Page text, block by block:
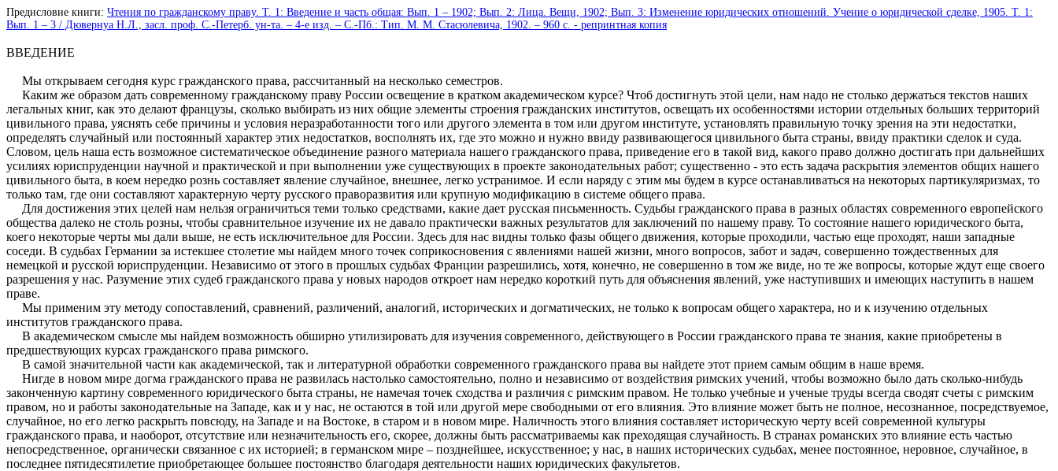
Предисловие книги: Чтения по гражданскому праву. Т. 1: Введение и часть общая: Вып. 1 – 1902; Вып. 2: Лица. Вещи, 1902; Вып. 3: Изменение юридических отношений. Учение о юридической сделке, 1905. Т. 1:
Вып. 1 – 3 / Дювернуа Н.Л., засл. проф. С.-Петерб. ун-та. – 4-е изд. – С.-Пб.: Тип. М. М. Стасюлевича, 1902. – 960 с. - репринтная копия
ВВЕДЕНИЕ
Мы открываем сегодня курс гражданского права, рассчитанный на несколько семестров.
Каким же образом дать современному гражданскому праву России освещение в кратком академическом курсе? Чтоб достигнуть этой цели, нам надо не столько держаться текстов наших
легальных книг, как это делают французы, сколько выбирать из них общие элементы строения гражданских институтов, освещать их особенностями истории отдельных больших территорий
цивильного права, уяснять себе причины и условия неразработанности того или другого элемента в том или другом институте, установлять правильную точку зрения на эти недостатки,
определять случайный или постоянный характер этих недостатков, восполнять их, где это можно и нужно ввиду развивающегося цивильного быта страны, ввиду практики сделок и суда.
Словом, цель наша есть возможное систематическое объединение разного материала нашего гражданского права, приведение его в такой вид, какого право должно достигать при дальнейших
усилиях юриспруденции научной и практической и при выполнении уже существующих в проекте законодательных работ; существенно - это есть задача раскрытия элементов общих нашего
цивильного быта, в коем нередко рознь составляет явление случайное, внешнее, легко устранимое. И если наряду с этим мы будем в курсе останавливаться на некоторых партикуляризмах, то
только там, где они составляют характерную черту русского праворазвития или крупную модификацию в системе общего права.
Для достижения этих целей нам нельзя ограничиться теми только средствами, какие дает русская письменность. Судьбы гражданского права в разных областях современного европейского
общества далеко не столь розны, чтобы сравнительное изучение их не давало практически важных результатов для заключений по нашему праву. То состояние нашего юридического быта,
коего некоторые черты мы дали выше, не есть исключительное для России. Здесь для нас видны только фазы общего движения, которые проходили, частью еще проходят, наши западные
соседи. В судьбах Германии за истекшее столетие мы найдем много точек соприкосновения с явлениями нашей жизни, много вопросов, забот и задач, совершенно тождественных для
немецкой и русской юриспруденции. Независимо от этого в прошлых судьбах Франции разрешились, хотя, конечно, не совершенно в том же виде, но те же вопросы, которые ждут еще своего
разрешения у нас. Разумение этих судеб гражданского права у новых народов откроет нам нередко короткий путь для объяснения явлений, уже наступивших и имеющих наступить в нашем
праве.
Мы применим эту методу сопоставлений, сравнений, различений, аналогий, исторических и догматических, не только к вопросам общего характера, но и к изучению отдельных
институтов гражданского права.
В академическом смысле мы найдем возможность обширно утилизировать для изучения современного, действующего в России гражданского права те знания, какие приобретены в
предшествующих курсах гражданского права римского.
В самой значительной части как академической, так и литературной обработки современного гражданского права вы найдете этот прием самым общим в наше время.
Нигде в новом мире догма гражданского права не развилась настолько самостоятельно, полно и независимо от воздействия римских учений, чтобы возможно было дать сколько-нибудь
законченную картину современного юридического быта страны, не намечая точек сходства и различия с римским правом. Не только учебные и ученые труды всегда сводят счеты с римским
правом, но и работы законодательные на Западе, как и у нас, не остаются в той или другой мере свободными от его влияния. Это влияние может быть не полное, несознанное, посредствуемое,
случайное, но его легко раскрыть повсюду, на Западе и на Востоке, в старом и в новом мире. Наличность этого влияния составляет историческую черту всей современной культуры
гражданского права, и наоборот, отсутствие или незначительность его, скорее, должны быть рассматриваемы как преходящая случайность. В странах романских это влияние есть частью
непосредственное, органически связанное с их историей; в германском мире – позднейшее, искусственное; у нас, в наших исторических судьбах, менее постоянное, неровное, случайное, в
последнее пятидесятилетие приобретающее большее постоянство благодаря деятельности наших юридических факультетов.